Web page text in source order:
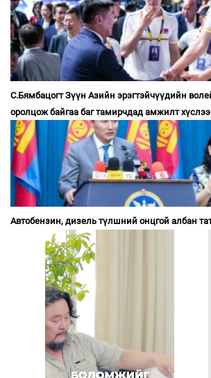
С.Бямбацогт Зүүн Азийн эрэгтэйчүүдийн
оролцож байгаа баг тамирчдад амжилт хүслээ
Автобензин, дизель түлшний онцгой албан